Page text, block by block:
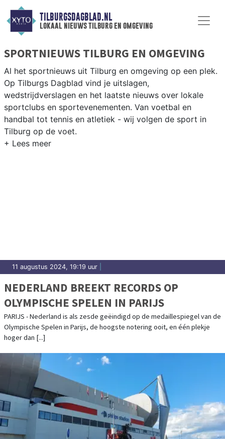
TILBURGSDAGBLAD.NL
lokaal nieuws tilburg en omgeving
SPORTNIEUWS TILBURG EN OMGEVING
Al het sportnieuws uit Tilburg en omgeving op een plek.
Op Tilburgs Dagblad vind je uitslagen,
wedstrijdverslagen en het laatste nieuws over lokale
sportclubs en sportevenementen. Van voetbal en
handbal tot tennis en atletiek - wij volgen de sport in
Tilburg op de voet.
11 augustus 2024, 19:19 uur
NEDERLAND BREEKT RECORDS OP
OLYMPISCHE SPELEN IN PARIJS
PARIJS - Nederland is als zesde geëindigd op de medaillespiegel van de
Olympische Spelen in Parijs, de hoogste notering ooit, en één plekje
hoger dan [...]